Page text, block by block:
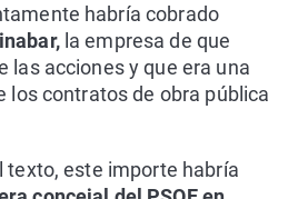
habría cobrado
la empresa de que
las acciones y que era una
los contratos de obra pública
texto, este importe habría